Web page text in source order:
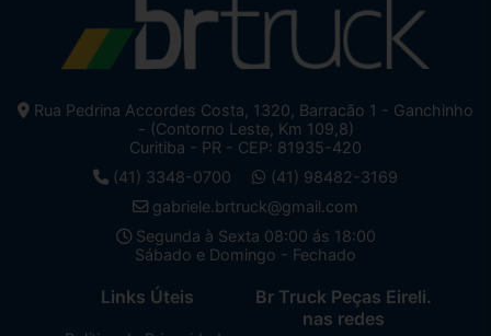
Rua Pedrina Accordes Costa, 1320, Barracão 1 - Ganchinho
- (Contorno Leste, Km 109,8)
Curitiba - PR - CEP: 81935-420
(41) 3348-0700
(41) 98482-3169
gabriele.brtruck@gmail.com
Segunda à Sexta 08:00 ás 18:00
Sábado e Domingo - Fechado
Links Úteis
Br Truck Peças Eireli.
nas redes